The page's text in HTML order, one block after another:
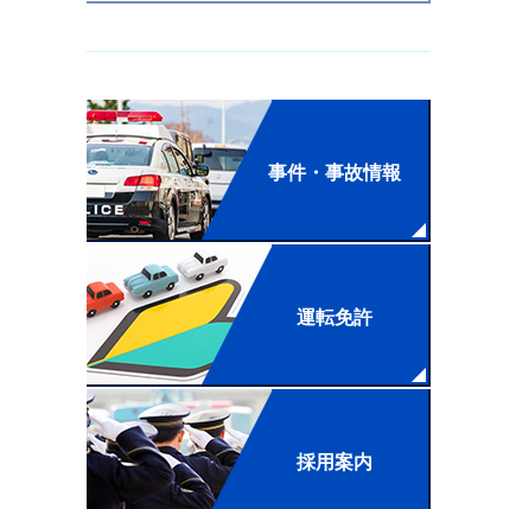
事件・事故情報
運転免許
採用案内